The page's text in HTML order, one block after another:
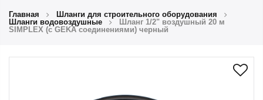
Главная
Шланги для строительного оборудования
Шланги водовоздушные
Шланг 1/2" воздушный 20 м
SIMPLEX (с GEKA соединениями) черный